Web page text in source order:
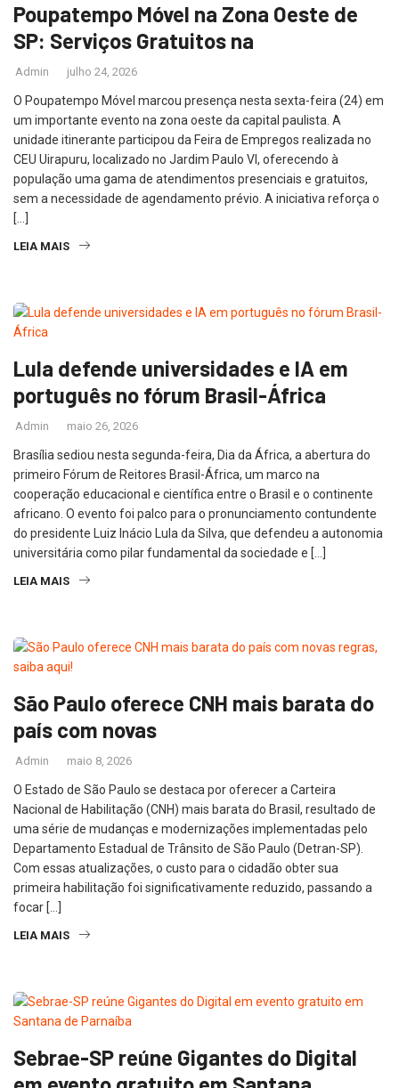
Poupatempo Móvel na Zona Oeste de
SP: Serviços Gratuitos na
Admin julho 24, 2026
O Poupatempo Móvel marcou presença nesta sexta-feira (24) em
um importante evento na zona oeste da capital paulista. A
unidade itinerante participou da Feira de Empregos realizada no
CEU Uirapuru, localizado no Jardim Paulo VI, oferecendo à
população uma gama de atendimentos presenciais e gratuitos,
sem a necessidade de agendamento prévio. A iniciativa reforça o
[…]
LEIA MAIS
Lula defende universidades e IA em
português no fórum Brasil-África
Admin maio 26, 2026
Brasília sediou nesta segunda-feira, Dia da África, a abertura do
primeiro Fórum de Reitores Brasil-África, um marco na
cooperação educacional e científica entre o Brasil e o continente
africano. O evento foi palco para o pronunciamento contundente
do presidente Luiz Inácio Lula da Silva, que defendeu a autonomia
universitária como pilar fundamental da sociedade e […]
LEIA MAIS
São Paulo oferece CNH mais barata do
país com novas
Admin maio 8, 2026
O Estado de São Paulo se destaca por oferecer a Carteira
Nacional de Habilitação (CNH) mais barata do Brasil, resultado de
uma série de mudanças e modernizações implementadas pelo
Departamento Estadual de Trânsito de São Paulo (Detran-SP).
Com essas atualizações, o custo para o cidadão obter sua
primeira habilitação foi significativamente reduzido, passando a
focar […]
LEIA MAIS
Sebrae-SP reúne Gigantes do Digital